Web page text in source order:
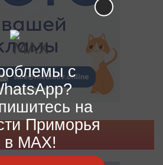
с
на
Приморья
в MAX!